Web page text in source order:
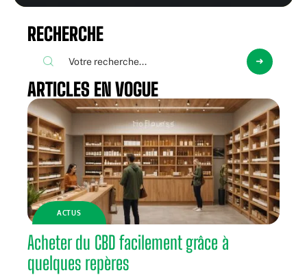
RECHERCHE
ARTICLES EN VOGUE
ACTUS
Acheter du CBD facilement grâce à
quelques repères